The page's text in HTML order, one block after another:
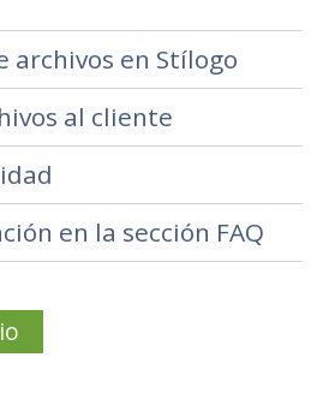
archivos en Stílogo
al cliente
en la sección FAQ